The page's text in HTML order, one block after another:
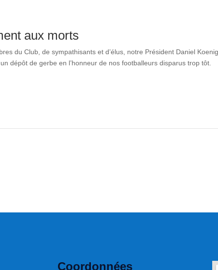
aux morts
du Club, de sympathisants et d’élus, notre Président Daniel
dépôt de gerbe en l’honneur de nos footballeurs disparus trop tôt.
Coordonnées